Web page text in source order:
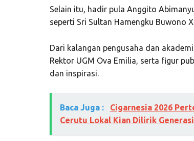
Selain itu, hadir pula Anggito
seperti Sri Sultan Hamengku Buwono
Dari kalangan pengusaha dan
Rektor UGM Ova Emilia, serta figur
dan inspirasi.
Baca Juga :
Cigarnesia 2026
Cerutu Lokal Kian Dilirik